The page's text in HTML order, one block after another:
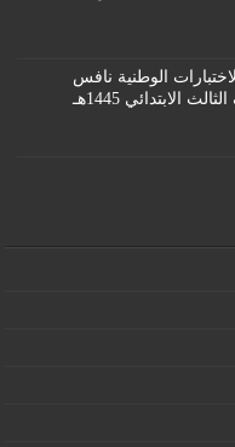
الوطنية نافس
الابتدائي 1445هـ